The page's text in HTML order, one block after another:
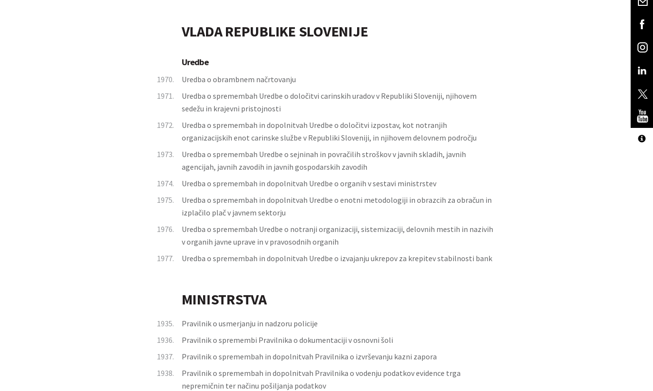
VLADA REPUBLIKE SLOVENIJE
Uredbe
1970.
Uredba o obrambnem načrtovanju
1971.
Uredba o spremembah Uredbe o določitvi carinskih uradov v Republiki Sloveniji, njihovem
sedežu in krajevni pristojnosti
1972.
Uredba o spremembah in dopolnitvah Uredbe o določitvi izpostav, kot notranjih
organizacijskih enot carinske službe v Republiki Sloveniji, in njihovem delovnem področju
1973.
Uredba o spremembah Uredbe o sejninah in povračilih stroškov v javnih skladih, javnih
agencijah, javnih zavodih in javnih gospodarskih zavodih
1974.
Uredba o spremembah in dopolnitvah Uredbe o organih v sestavi ministrstev
1975.
Uredba o spremembah in dopolnitvah Uredbe o enotni metodologiji in obrazcih za obračun in
izplačilo plač v javnem sektorju
1976.
Uredba o spremembah Uredbe o notranji organizaciji, sistemizaciji, delovnih mestih in nazivih
v organih javne uprave in v pravosodnih organih
1977.
Uredba o spremembah in dopolnitvah Uredbe o izvajanju ukrepov za krepitev stabilnosti bank
MINISTRSTVA
1935.
Pravilnik o usmerjanju in nadzoru policije
1936.
Pravilnik o spremembi Pravilnika o dokumentaciji v osnovni šoli
1937.
Pravilnik o spremembah in dopolnitvah Pravilnika o izvrševanju kazni zapora
1938.
Pravilnik o spremembah in dopolnitvah Pravilnika o vodenju podatkov evidence trga
nepremičnin ter načinu pošiljanja podatkov